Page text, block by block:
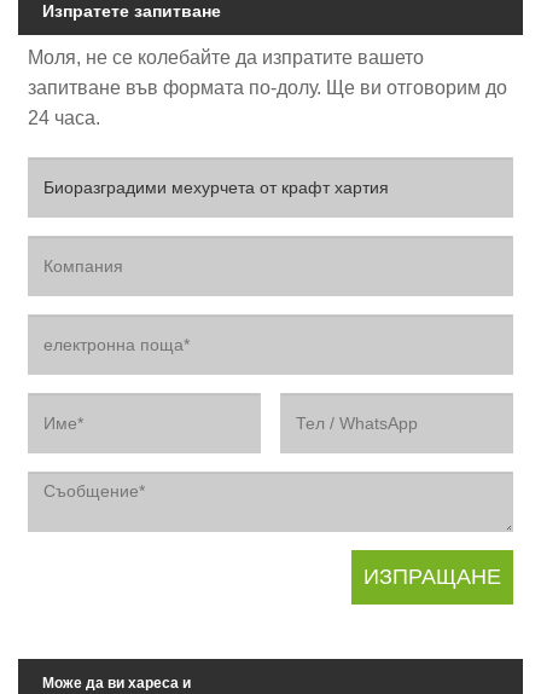
Изпратете запитване
Моля, не се колебайте да изпратите вашето
запитване във формата по-долу. Ще ви отговорим до
24 часа.
Може да ви хареса и